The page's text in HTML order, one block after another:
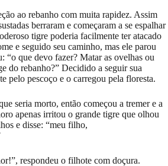
ao rebanho com muita rapidez. Assim
berraram e começaram a se espalhar
tigre poderia facilmente ter atacado
e seguido seu caminho, mas ele parou
“o que devo fazer? Matar as ovelhas ou
do rebanho?” Decidido a seguir sua
pelo pescoço e o carregou pela floresta.
seria morto, então começou a tremer e a
apenas irritou o grande tigre que olhou
e disse: “meu filho,
respondeu o filhote com doçura.